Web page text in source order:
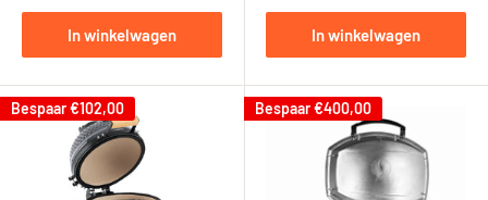
In winkelwagen In winkelwagen
Bespaar€102,00 Bespaar€400,00